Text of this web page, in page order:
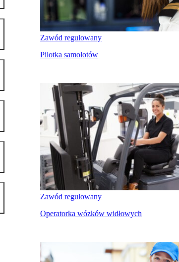
Zawód regulowany
Pilotka samolotów
Zawód regulowany
Operatorka wózków widłowych